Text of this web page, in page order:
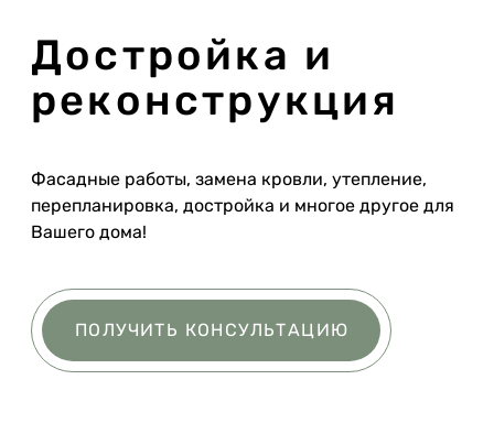
Достройка и
реконструкция
Фасадные работы, замена кровли, утепление,
перепланировка, достройка и многое другое для
Вашего дома!
ПОЛУЧИТЬ КОНСУЛЬТАЦИЮ